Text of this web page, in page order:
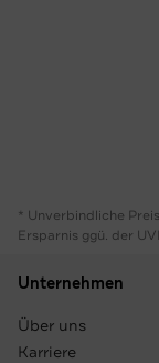
* Unverbindliche
Ersparnis ggü. der
Unternehmen
Über uns
Karriere